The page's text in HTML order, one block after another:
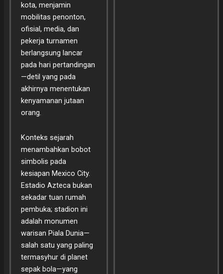
kota, menjamin
mobilitas penonton,
ofisial, media, dan
pekerja turnamen
berlangsung lancar
pada hari pertandingan
—detil yang pada
akhirnya menentukan
kenyamanan jutaan
orang.
Konteks sejarah
menambahkan bobot
simbolis pada
kesiapan Mexico City.
Estadio Azteca bukan
sekadar tuan rumah
pembuka; stadion ini
adalah monumen
warisan Piala Dunia—
salah satu yang paling
termasyhur di planet
sepak bola—yang